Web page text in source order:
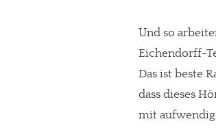
Und so
Eichendorff-
Das ist beste
dass dieses
mit